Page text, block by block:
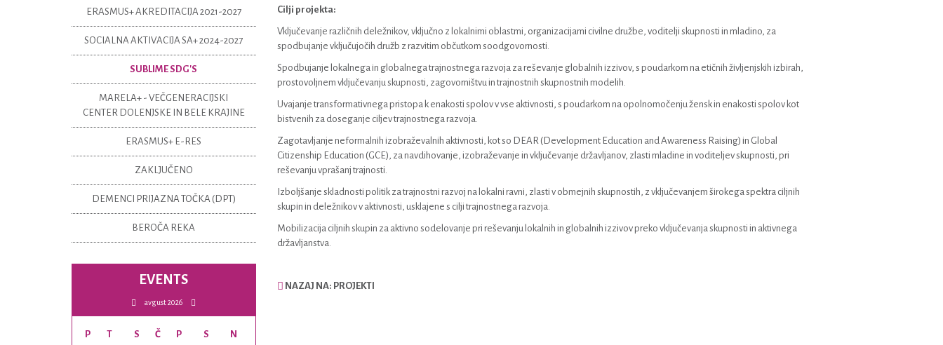
Cilji projekta:
Vključevanje različnih deležnikov, vključno z lokalnimi oblastmi, organizacijami civilne družbe, voditelji skupnosti in mladino, za
spodbujanje vključujočih družb z razvitim občutkom soodgovornosti.
Spodbujanje lokalnega in globalnega trajnostnega razvoja za reševanje globalnih izzivov, s poudarkom na etičnih življenjskih izbirah,
prostovoljnem vključevanju skupnosti, zagovorništvu in trajnostnih skupnostnih modelih.
Uvajanje transformativnega pristopa k enakosti spolov v vse aktivnosti, s poudarkom na opolnomočenju žensk in enakosti spolov kot
bistvenih za doseganje ciljev trajnostnega razvoja.
Zagotavljanje neformalnih izobraževalnih aktivnosti, kot so DEAR (Development Education and Awareness Raising) in Global
Citizenship Education (GCE), za navdihovanje, izobraževanje in vključevanje državljanov, zlasti mladine in voditeljev skupnosti, pri
reševanju vprašanj trajnosti.
Izboljšanje skladnosti politik za trajnostni razvoj na lokalni ravni, zlasti v obmejnih skupnostih, z vključevanjem širokega spektra ciljnih
skupin in deležnikov v aktivnosti, usklajene s cilji trajnostnega razvoja.
Mobilizacija ciljnih skupin za aktivno sodelovanje pri reševanju lokalnih in globalnih izzivov preko vključevanja skupnosti in aktivnega
državljanstva​.
NAZAJ NA: PROJEKTI
ERASMUS+ AKREDITACIJA 2021-2027
SOCIALNA AKTIVACIJA SA+ 2024-2027
SUBLIME SDG'S
MARELA+ - VEČGENERACIJSKI
CENTER DOLENJSKE IN BELE KRAJINE
ERASMUS+ E-RES
ZAKLJUČENO
DEMENCI PRIJAZNA TOČKA (DPT)
BEROČA REKA
EVENTS
avgust 2026
P T S Č P S N